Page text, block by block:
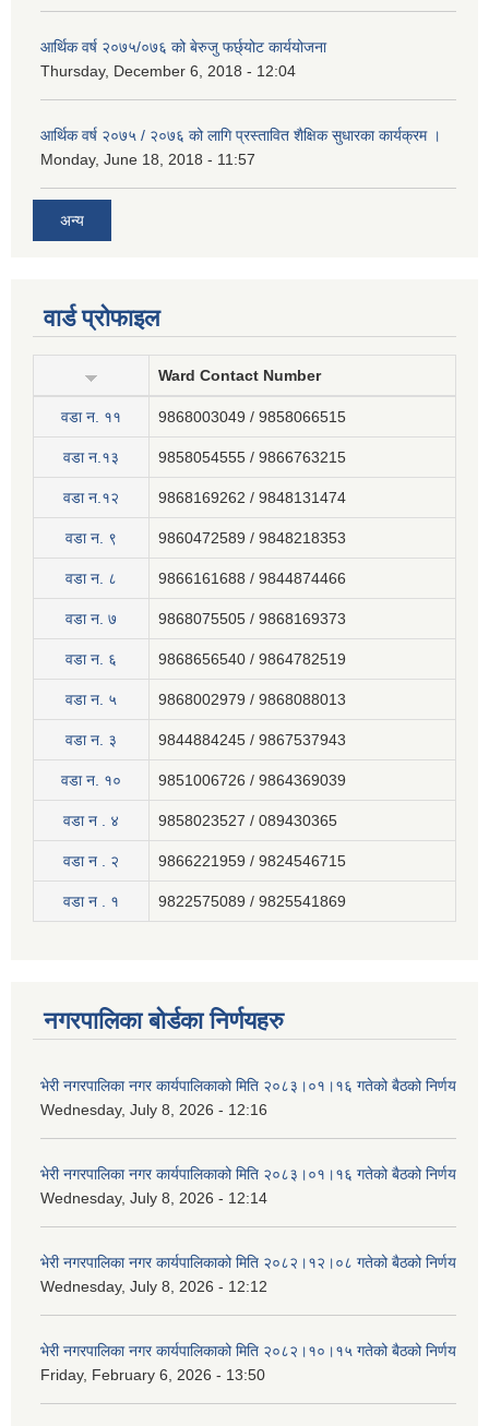
आर्थिक वर्ष २०७५/०७६ को बेरुजु फर्छ्योट कार्ययोजना
Thursday, December 6, 2018 - 12:04
आर्थिक वर्ष २०७५ / २०७६ को लागि प्रस्तावित शैक्षिक सुधारका कार्यक्रम ।
Monday, June 18, 2018 - 11:57
अन्य
वार्ड प्रोफाइल
Ward Contact Number
वडा न‍. ११ 9868003049 / 9858066515
वडा न.१३ 9858054555 / 9866763215
वडा न.१२ 9868169262 / 9848131474
वडा न. ९ 9860472589 / 9848218353
वडा न. ८ 9866161688 / 9844874466
वडा न. ७ 9868075505 / 9868169373
वडा न. ६ 9868656540 / 9864782519
वडा न. ५ 9868002979 / 9868088013
वडा न. ३ 9844884245 / 9867537943
वडा न. १० 9851006726 / 9864369039
वडा न . ४ 9858023527 / 089430365
वडा न . २ 9866221959 / 9824546715
वडा न . १ 9822575089 / 9825541869
नगरपालिका बोर्डका निर्णयहरु
भेरी नगरपालिका नगर कार्यपालिकाको मिति २०८३।०१।१६ गतेको बैठको निर्णय
Wednesday, July 8, 2026 - 12:16
भेरी नगरपालिका नगर कार्यपालिकाको मिति २०८३।०१।१६ गतेको बैठको निर्णय
Wednesday, July 8, 2026 - 12:14
भेरी नगरपालिका नगर कार्यपालिकाको मिति २०८२।१२।०८ गतेको बैठको निर्णय
Wednesday, July 8, 2026 - 12:12
भेरी नगरपालिका नगर कार्यपालिकाको मिति २०८२।१०।१५ गतेको बैठको निर्णय
Friday, February 6, 2026 - 13:50